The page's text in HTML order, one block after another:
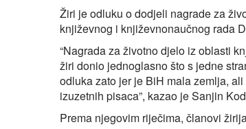
Žiri je odluku o dodjeli nagrade za
književnog i književnonaučnog rada
“Nagrada za životno djelo iz oblasti
žiri donio jednoglasno što s jedne
odluka zato jer je BiH mala zemlja,
izuzetnih pisaca”, kazao je Sanjin
Prema njegovim riječima, članovi